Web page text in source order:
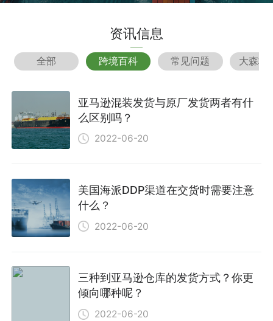
资讯信息
全部 跨境百科 常见问题 大森林
亚马逊混装发货与原厂发货两者有什
么区别吗？
2022-06-20
美国海派DDP渠道在交货时需要注意
什么？
2022-06-20
三种到亚马逊仓库的发货方式？你更
倾向哪种呢？
2022-06-20